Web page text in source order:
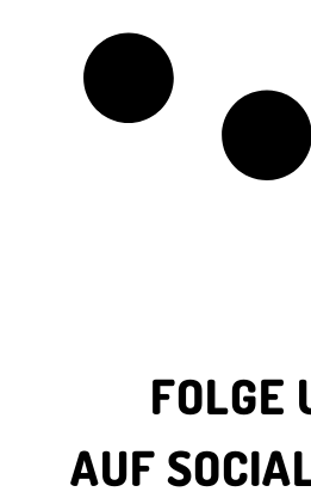
FOLGE
AUF